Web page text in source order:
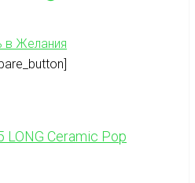
в Желания
LONG Ceramic Pop